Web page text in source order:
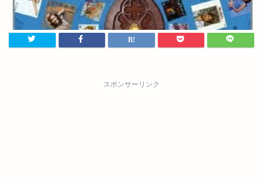
スポンサーリンク